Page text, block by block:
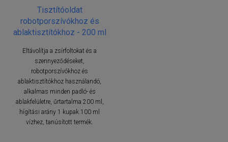
Tisztítóoldat
robotporszívókhoz és
ablaktisztítókhoz - 200 ml
Eltávolítja a zsírfoltokat és a
szennyeződéseket,
robotporszívókhoz és
ablaktisztítókhoz használandó,
alkalmas minden padló- és
ablakfelületre, űrtartalma 200 ml,
hígítási arány 1 kupak 100 ml
vízhez, tanúsított termék.